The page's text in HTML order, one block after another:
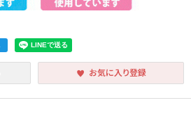
お気に入り登録